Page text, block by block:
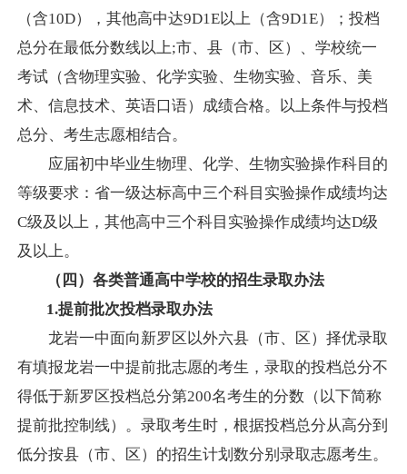
（含10D），其他高中达9D1E以上（含9D1E）
；投档
总分在最低分数线以上;市、县（市、区）、学校统一
考试（含物理实验、化学实验、生物实验、音乐、美
术、信息技术、英语口语）成绩合格。以上条件与投档
总分、考生志愿相结合。
应届初中毕业生物理、化学、生物实验操作科目的
等级要求：省一级达标高中三个科目实验操作成绩均达
C级及以上，其他高中三个科目实验操作成绩均达D级
及以上。
（四） 各类普通高中学校的招生录取办法
1.提前批次投档录取办法
龙岩一中面向新罗区以外六县（市、区）择优录取
有填报龙岩一中提前批志愿的考生，录取的投档总分不
得低于新罗区投档总分第200名考生的分数（以下简称
提前批控制线）。录取考生时，根据投档总分从高分到
低分按县（市、区）的招生计划数分别录取志愿考生。